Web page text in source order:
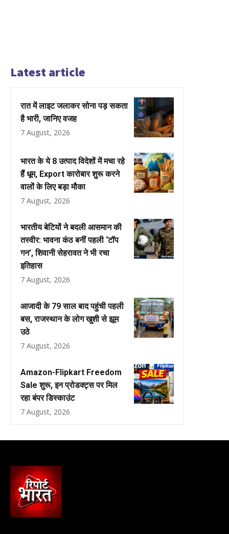
Latest article
रात में लाइट जलाकर सोना पड़ सकता
है भारी, जानिए वजह
7 August, 2026
भारत के ये 8 उत्पाद विदेशों में मचा रहे
हैं धूम, Export कारोबार शुरू करने
वालों के लिए बड़ा मौका
7 August, 2026
भारतीय बेटियों ने बदली आसमान की
तस्वीर: भावना कंठ बनीं पहली ‘टॉप
गन’, शिवानी सेहरावत ने भी रचा
इतिहास
7 August, 2026
आजादी के 79 साल बाद पहुंची पहली
बस, राजस्थान के लोग खुशी से झूम
उठे
7 August, 2026
Amazon-Flipkart Freedom
Sale शुरू, इन प्रोडक्ट्स पर मिल
रहा बंपर डिस्काउंट
7 August, 2026